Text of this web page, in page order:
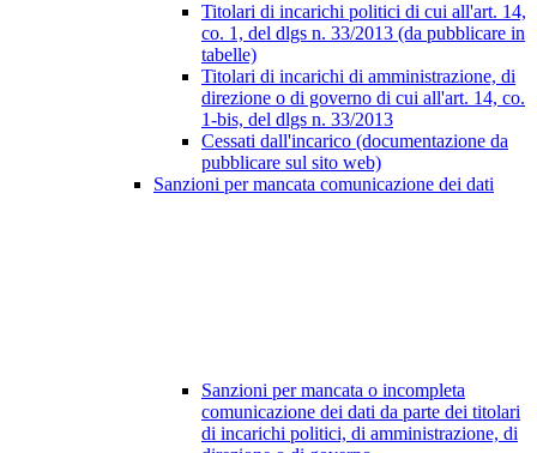
Titolari di incarichi politici di cui all'art. 14,
co. 1, del dlgs n. 33/2013 (da pubblicare in
tabelle)
Titolari di incarichi di amministrazione, di
direzione o di governo di cui all'art. 14, co.
1-bis, del dlgs n. 33/2013
Cessati dall'incarico (documentazione da
pubblicare sul sito web)
Sanzioni per mancata comunicazione dei dati
Sanzioni per mancata o incompleta
comunicazione dei dati da parte dei titolari
di incarichi politici, di amministrazione, di